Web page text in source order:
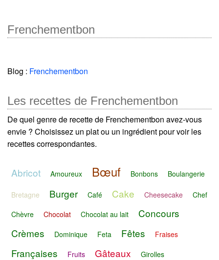
Frenchementbon
Blog : Frenchementbon
Les recettes de Frenchementbon
De quel genre de recette de Frenchementbon avez-vous
envie ? Choisissez un plat ou un ingrédient pour voir les
recettes correspondantes.
Abricot Amoureux Bœuf Bonbons Boulangerie
Bretagne Burger Café Cake Cheesecake Chef
Chèvre Chocolat Chocolat au lait
Concours
Crèmes
Dominique Feta Fêtes Fraises
Françaises Fruits Gâteaux
Girolles